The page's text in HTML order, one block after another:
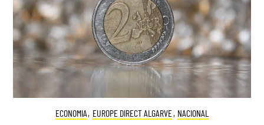
ECONOMIA, EUROPE DIRECT ALGARVE, NACIONAL